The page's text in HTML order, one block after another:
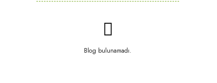
Blog bulunamadı.